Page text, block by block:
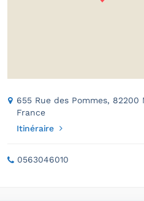
655 Rue des Pommes, 82200
France
Itinéraire
0563046010